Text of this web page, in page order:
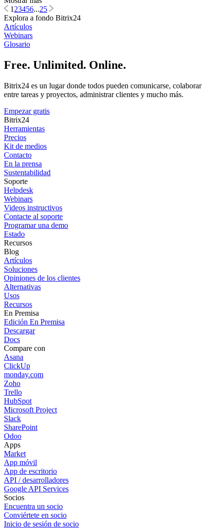
123456...25
Explora a fondo Bitrix24
Artículos
Webinars
Glosario
Free. Unlimited. Online.
Bitrix24 es un lugar donde todos pueden comunicarse, colaborar
entre tareas y proyectos, administrar clientes y mucho más.
Empezar gratis
Bitrix24
Herramientas
Precios
Kit de medios
Contacto
En la prensa
Sustentabilidad
Soporte
Helpdesk
Webinars
Videos instructivos
Contacte al soporte
Programar una demo
Estado
Recursos
Blog
Artículos
Soluciones
Opiniones de los clientes
Alternativas
Usos
Recursos
En Premisa
Edición En Premisa
Descargar
Docs
Compare con
Asana
ClickUp
monday.com
Zoho
Trello
HubSpot
Microsoft Project
Slack
SharePoint
Odoo
Apps
Market
App móvil
App de escritorio
API / desarrolladores
Google API Services
Socios
Encuentra un socio
Conviértete en socio
Inicio de sesión de socio